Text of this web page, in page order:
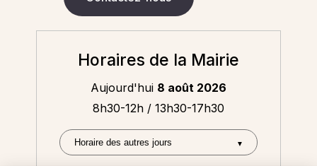
Horaires de la Mairie
Aujourd'hui 8 août 2026
8h30-12h / 13h30-17h30